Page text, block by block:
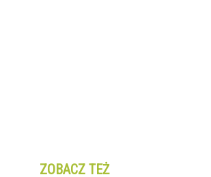
ZOBACZ TEŻ